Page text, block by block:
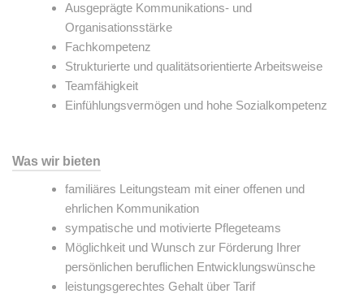
Ausgeprägte Kommunikations- und
Organisationsstärke
Fachkompetenz
Strukturierte und qualitätsorientierte Arbeitsweise
Teamfähigkeit
Einfühlungsvermögen und hohe Sozialkompetenz
Was wir bieten
familiäres Leitungsteam mit einer offenen und
ehrlichen Kommunikation
sympatische und motivierte Pflegeteams
Möglichkeit und Wunsch zur Förderung Ihrer
persönlichen beruflichen Entwicklungswünsche
leistungsgerechtes Gehalt über Tarif